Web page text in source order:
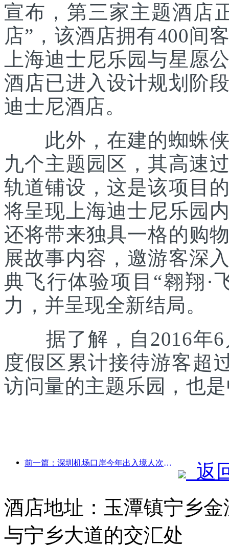
宣布，第三家主题酒店
店”，该酒店拥有400间
上海迪士尼乐园与星愿
酒店已进入设计规划阶
迪士尼酒店。
此外，在建的蜘蛛侠
九个主题园区，其高速
轨道铺设，这是该项目
将呈现上海迪士尼乐园
还将带来独具一格的购
展故事内容，邀游客深
典飞行体验项目“翱翔·
力，并呈现全新结局。
据了解，自2016年6
度假区累计接待游客超
访问量的主题乐园，也
前一篇：深圳机场口岸今年出入境人次突破300万，创历史同期新高
返
酒店地址：玉潭镇宁乡
与宁乡大道的交汇处